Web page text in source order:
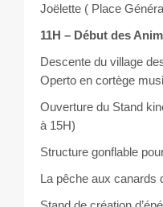
Joëlette ( Place
11H – Début des
Descente du village
Operto en cortège
Ouverture du Stand
à 15H)
Structure gonflable
La pêche aux canards